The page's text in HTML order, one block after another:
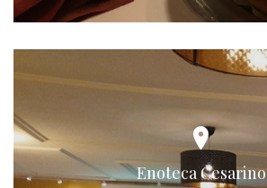
Enoteca Cesarino